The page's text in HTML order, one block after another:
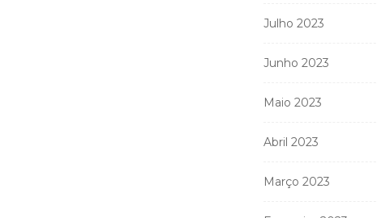
Julho 2023
Junho 2023
Maio 2023
Abril 2023
Março 2023